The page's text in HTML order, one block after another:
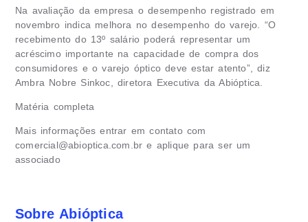
Na avaliação da empresa o desempenho registrado em
novembro indica melhora no desempenho do varejo. “O
recebimento do 13º salário poderá representar um
acréscimo importante na capacidade de compra dos
consumidores e o varejo óptico deve estar atento”, diz
Ambra Nobre Sinkoc, diretora Executiva da Abióptica.
Matéria completa
Mais informações entrar em contato com
comercial@abioptica.com.br e aplique para ser um
associado
Sobre Abióptica